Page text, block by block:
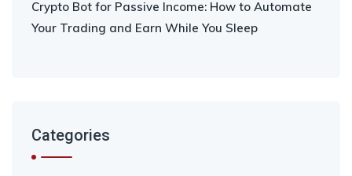
Crypto Bot for Passive Income: How to Automate
Your Trading and Earn While You Sleep
Categories